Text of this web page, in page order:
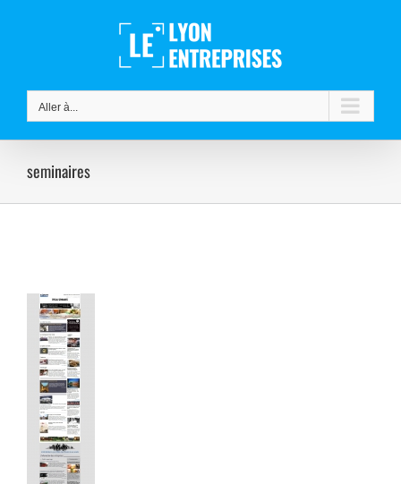
Aller à...
seminaires